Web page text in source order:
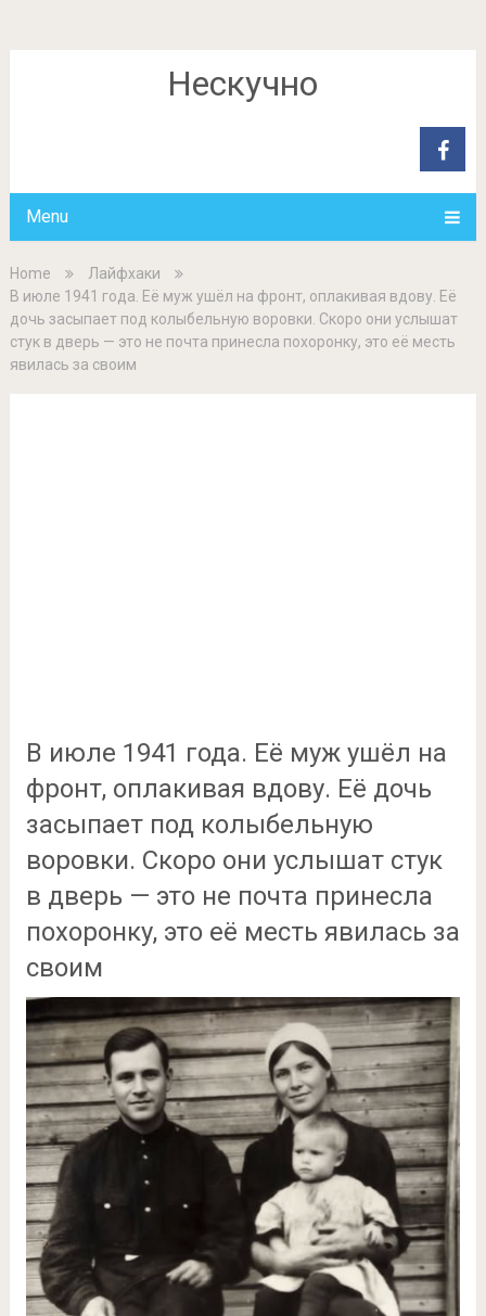
Нескучно
Menu
Home
Лайфхаки
В июле 1941 года. Её муж ушёл на фронт, оплакивая вдову. Её
дочь засыпает под колыбельную воровки. Скоро они услышат
стук в дверь — это не почта принесла похоронку, это её месть
явилась за своим
В июле 1941 года. Её муж ушёл на
фронт, оплакивая вдову. Её дочь
засыпает под колыбельную
воровки. Скоро они услышат стук
в дверь — это не почта принесла
похоронку, это её месть явилась за
своим